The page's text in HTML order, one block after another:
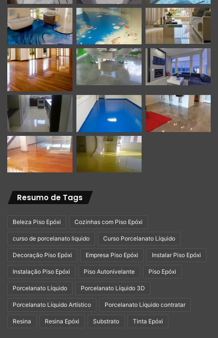
Outros Efeitos:É possível adicionar flocos
decorativos (chips) para criar um efeito de textura
visual, ou ainda pigmentos metálicos que dão um
aspecto tridimensional e brilhante à superfície.
Infiltração e Impermeabilização: A Barreira
Protetora
Em um ambiente como o banheiro, onde a água é
onipresente, a impermeabilidade do piso é fundamental
para a saúde da estrutura da edificação.
Barreira Total:
O piso epóxi, por ser um filme
contínuo e sem emendas, atua como uma barreira
impermeável de altíssima eficiência. Ele impede
penetre no contrapiso e atinja a laje, evitando
problemas gravíssimos como infiltrações para o andar
de baixo, manchas de umidade nas paredes,
mesmo o comprometimento da estrutura de concreto
(corrosão de ferragens).
Complemento à Impermeabilização Estrutural:
crucial entender que o piso epóxi não substitui a
norma (geralmente feita com mantas asfálticas ou
argamassas poliméricas sob o contra piso). O epóxi é
Resumo de Tags
Beleza Piso Epóxi Cozinhas com Piso Epóxi
curso de porcelanato liquido Curso Porcelanato Líquido
Decoração Piso Epóxi Empresa Piso Epóxi Instalar Piso Epóxi
Instalação Piso Epóxi Piso Autonivelante Piso Epóxi
Porcelanato Líquido Porcelanato Líquido 3D
Porcelanato Líquido Artístico Porcelanato Líquido contratar
Resina Resina Epóxi Substrato Tinta Epóxi